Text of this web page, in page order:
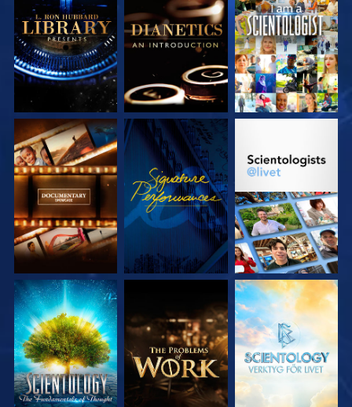
UTFORSKA
SERIEN
UTFORSKA
SERIEN
TITTA
UTFORSKA
SERIEN
TITTA
UTFORSKA
UTFORSKA
SERIEN
UTFORSKA
SERIEN
UTFORSKA
SERIEN